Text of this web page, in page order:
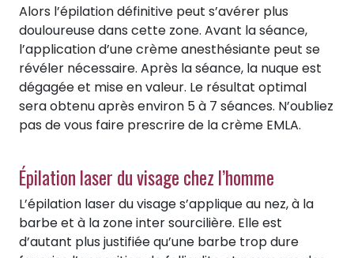
Alors l’épilation définitive peut s’avérer plus
douloureuse dans cette zone. Avant la séance,
l’application d’une crème anesthésiante peut se
révéler nécessaire. Après la séance, la nuque est
dégagée et mise en valeur. Le résultat optimal
sera obtenu après environ 5 à 7 séances. N’oubliez
pas de vous faire prescrire de la crème EMLA.
Épilation laser du visage chez l’homme
L’épilation laser du visage s’applique au nez, à la
barbe et à la zone inter sourcilière. Elle est
d’autant plus justifiée qu’une barbe trop dure